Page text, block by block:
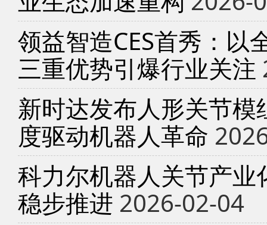
领益智造CES首秀：以
三重优势引爆行业关注
新时达发布人形关节
度驱动机器人革命
科力尔机器人关节产
稳步推进 2026-02-04